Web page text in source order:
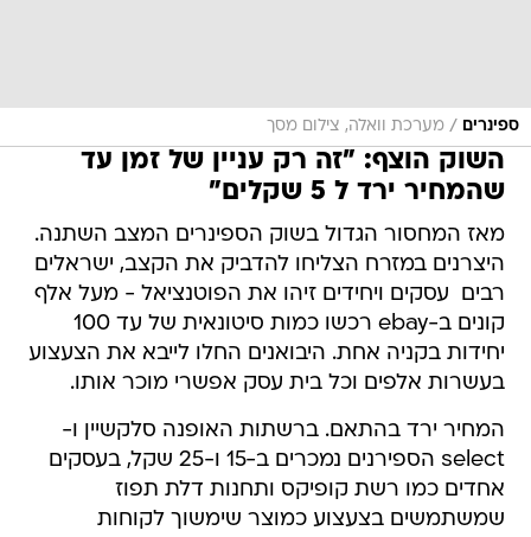
ספינרים / מערכת וואלה, צילום מסך
השוק הוצף: "זה רק עניין של זמן עד
שהמחיר ירד ל 5 שקלים"
מאז המחסור הגדול בשוק הספינרים המצב השתנה.
היצרנים במזרח הצליחו להדביק את הקצב, ישראלים
רבים  עסקים ויחידים זיהו את הפוטנציאל - מעל אלף
קונים ב-ebay רכשו כמות סיטונאית של עד 100
יחידות בקניה אחת. היבואנים החלו לייבא את הצעצוע
בעשרות אלפים וכל בית עסק אפשרי מוכר אותו.
המחיר ירד בהתאם. ברשתות האופנה סלקשיין ו-
select הספירנים נמכרים ב-15 ו-25 שקל, בעסקים
אחדים כמו רשת קופיקס ותחנות דלת תפוז
שמשתמשים בצעצוע כמוצר שימשוך לקוחות